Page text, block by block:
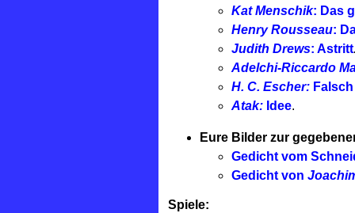
Kat Menschik: Das
Henry Rousseau:
Judith Drews: Astritt
Adelchi-Riccardo
H. C. Escher:
Atak: Idee.
Eure Bilder zur
Gedicht vom
Gedicht von
Spiele: